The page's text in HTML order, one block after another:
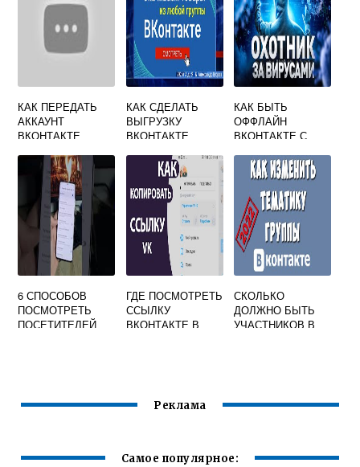
КАК ПЕРЕДАТЬ
АККАУНТ
ВКОНТАКТЕ
ЧЕЛОВЕКУ
КАК СДЕЛАТЬ
ВЫГРУЗКУ
ВКОНТАКТЕ
КАК БЫТЬ
ОФФЛАЙН
ВКОНТАКТЕ С
6 СПОСОБОВ
ПОСМОТРЕТЬ
ПОСЕТИТЕЛЕЙ
АЙФОН
ГДЕ ПОСМОТРЕТЬ
ССЫЛКУ
ВКОНТАКТЕ В
СКОЛЬКО
ДОЛЖНО БЫТЬ
УЧАСТНИКОВ В
ПОМЕНЯТЬ ВИД
Реклама
Самое популярное: